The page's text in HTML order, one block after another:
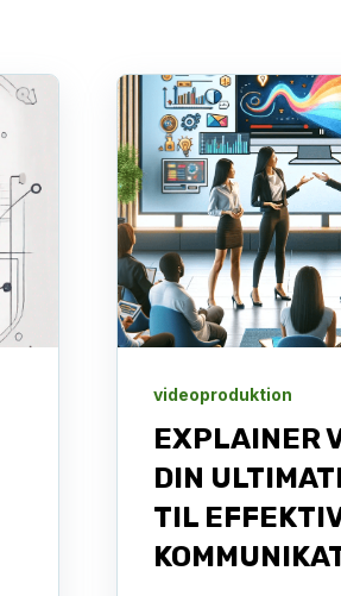
videoproduktion
EXPLAINER
DIN
TIL